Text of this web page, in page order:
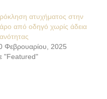
ατυχήματος στην
από οδηγό χωρίς άδεια
Φεβρουαρίου, 2025
"Featured"